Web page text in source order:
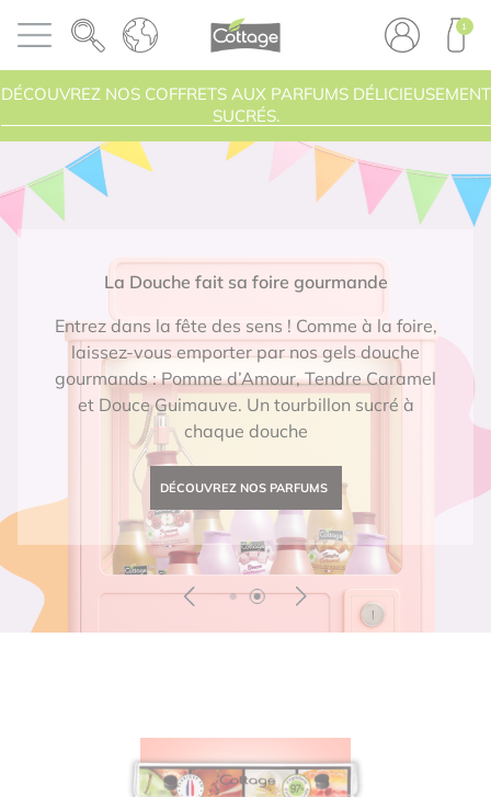
Ouvrir le menu COTTAGE 1
DÉCOUVREZ NOS COFFRETS AUX PARFUMS DÉLICIEUSEMENT
SUCRÉS.
La Douche fait sa foire gourmande
Entrez dans la fête des sens ! Comme à la foire,
laissez-vous emporter par nos gels douche
gourmands : Pomme d’Amour, Tendre Caramel
et Douce Guimauve. Un tourbillon sucré à
chaque douche
DÉCOUVREZ NOS PARFUMS